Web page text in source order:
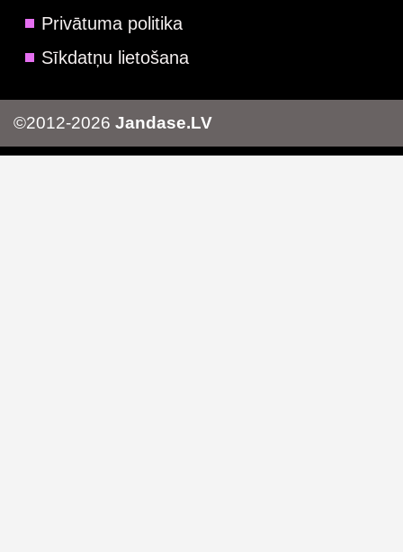
Privātuma politika
Sīkdatņu lietošana
©2012-2026 Jandase.LV